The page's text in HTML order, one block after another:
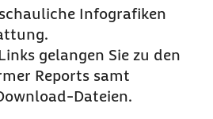
– Atlas der
Infografiken
gelangen Sie zu den
Reports samt
Dateien.